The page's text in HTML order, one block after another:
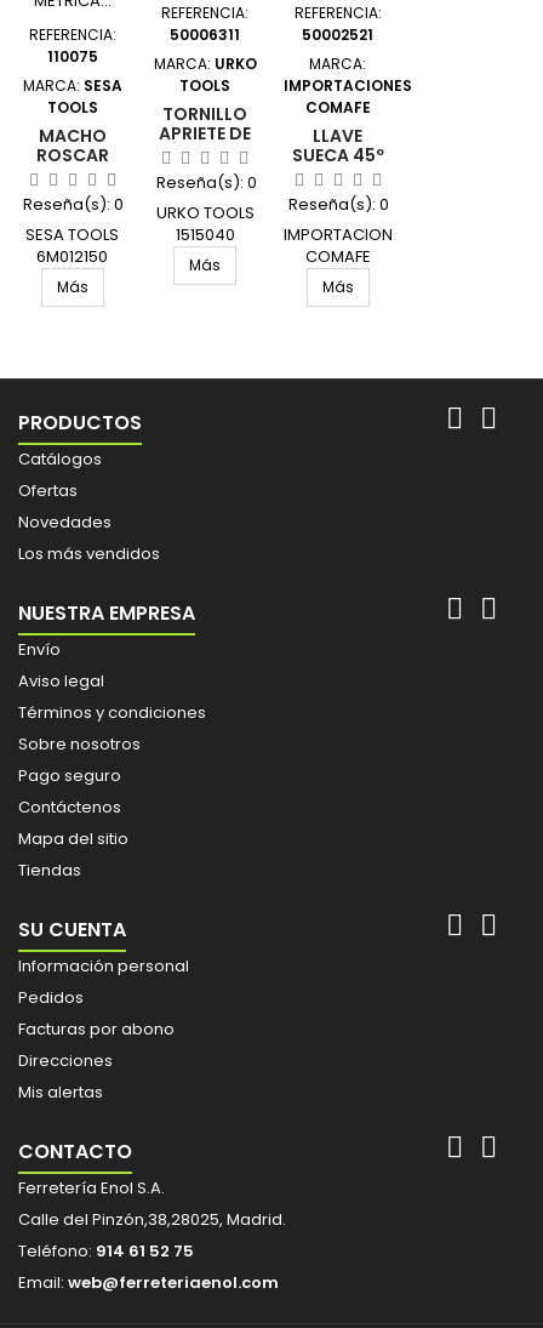
REFERENCIA:
110075
MARCA: SESA
TOOLS
MACHO
ROSCAR
MANO
METRICA
DIN 2181
M12X1,50
A/C SESA 2
PZ SE
Reseña(s):0
SESA TOOLS
6M012150
UNIDAD
Más
REFERENCIA:
50006311
MARCA: URKO
TOOLS
TORNILLO
APRIETE DE
ÉMBOLO
120X
400MM
4003-PA
(35X8)
URKO UR
Reseña(s): 0
URKO TOOLS
1515040
UNIDAD
Más
REFERENCIA:
50002521
MARCA:
IMPORTACIONES
COMAFE
LLAVE
SUECA 45º
0-
62X420MM
PARA TUBO
1.1/2
PROMAT
PROMAT
Reseña(s):0
IMPORTACIONES
COMAFE
4000810731
UNIDAD
Más
PRODUCTOS  
Catálogos
Ofertas
Novedades
Los más vendidos
NUESTRA EMPRESA  
Envío
Aviso legal
Términos y condiciones
Sobre nosotros
Pago seguro
Contáctenos
Mapa del sitio
Tiendas
SU CUENTA  
Información personal
Pedidos
Facturas por abono
Direcciones
Mis alertas
CONTACTO  
Ferretería Enol S.A.
Calle del Pinzón,38,28025, Madrid.
Teléfono: 914 61 52 75
Email: web@ferreteriaenol.com